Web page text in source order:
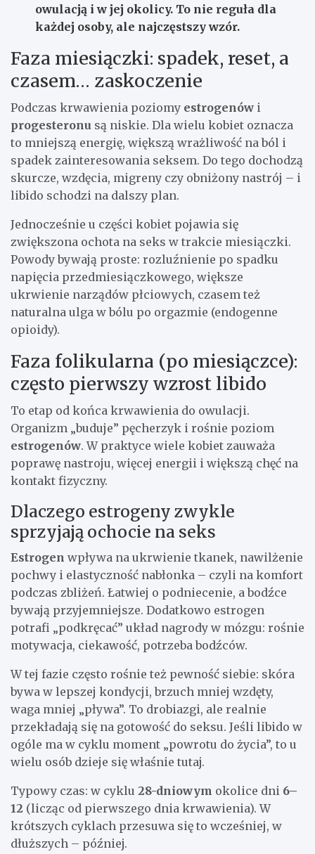
owulacją i w jej okolicy. To nie reguła dla
każdej osoby, ale najczęstszy wzór.
Faza miesiączki: spadek, reset, a
czasem… zaskoczenie
Podczas krwawienia poziomy estrogenów i
progesteronu są niskie. Dla wielu kobiet oznacza
to mniejszą energię, większą wrażliwość na ból i
spadek zainteresowania seksem. Do tego dochodzą
skurcze, wzdęcia, migreny czy obniżony nastrój – i
libido schodzi na dalszy plan.
Jednocześnie u części kobiet pojawia się
zwiększona ochota na seks w trakcie miesiączki.
Powody bywają proste: rozluźnienie po spadku
napięcia przedmiesiączkowego, większe
ukrwienie narządów płciowych, czasem też
naturalna ulga w bólu po orgazmie (endogenne
opioidy).
Faza folikularna (po miesiączce):
często pierwszy wzrost libido
To etap od końca krwawienia do owulacji.
Organizm „buduje” pęcherzyk i rośnie poziom
estrogenów. W praktyce wiele kobiet zauważa
poprawę nastroju, więcej energii i większą chęć na
kontakt fizyczny.
Dlaczego estrogeny zwykle
sprzyjają ochocie na seks
Estrogen wpływa na ukrwienie tkanek, nawilżenie
pochwy i elastyczność nabłonka – czyli na komfort
podczas zbliżeń. Łatwiej o podniecenie, a bodźce
bywają przyjemniejsze. Dodatkowo estrogen
potrafi „podkręcać” układ nagrody w mózgu: rośnie
motywacja, ciekawość, potrzeba bodźców.
W tej fazie często rośnie też pewność siebie: skóra
bywa w lepszej kondycji, brzuch mniej wzdęty,
waga mniej „pływa”. To drobiazgi, ale realnie
przekładają się na gotowość do seksu. Jeśli libido w
ogóle ma w cyklu moment „powrotu do życia”, to u
wielu osób dzieje się właśnie tutaj.
Typowy czas: w cyklu 28-dniowym okolice dni 6–
12 (licząc od pierwszego dnia krwawienia). W
krótszych cyklach przesuwa się to wcześniej, w
dłuższych – później.